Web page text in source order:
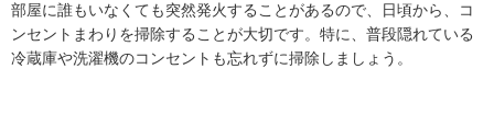
部屋に誰もいなくても突然発火することがあるので、日頃から、コ
ンセントまわりを掃除することが大切です。特に、普段隠れている
冷蔵庫や洗濯機のコンセントも忘れずに掃除しましょう。